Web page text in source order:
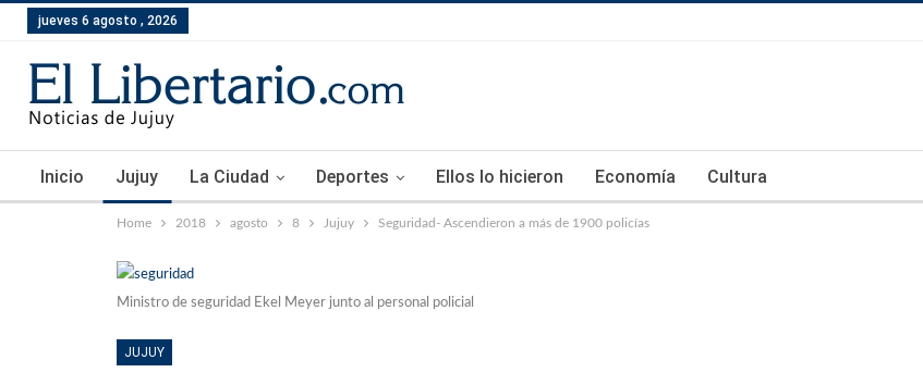
jueves 6 agosto , 2026
Inicio Jujuy La Ciudad Deportes Ellos lo hicieron Economía Cultura
Home 2018 agosto 8 Jujuy Seguridad- Ascendieron a más de 1900 policías
Ministro de seguridad Ekel Meyer junto al personal policial
JUJUY